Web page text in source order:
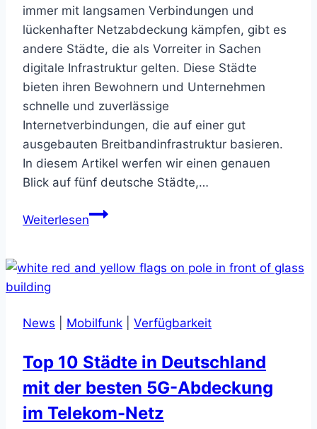
immer mit langsamen Verbindungen und
lückenhafter Netzabdeckung kämpfen, gibt es
andere Städte, die als Vorreiter in Sachen
digitale Infrastruktur gelten. Diese Städte
bieten ihren Bewohnern und Unternehmen
schnelle und zuverlässige
Internetverbindungen, die auf einer gut
ausgebauten Breitbandinfrastruktur basieren.
In diesem Artikel werfen wir einen genauen
Blick auf fünf deutsche Städte,…
WeiterlesenHighspeed-
5
Deutschland
das
beste
Internet
News Mobilfunk Verfügbarkeit
Top 10 Städte in Deutschland
mit der besten 5G-Abdeckung
im Telekom-Netz